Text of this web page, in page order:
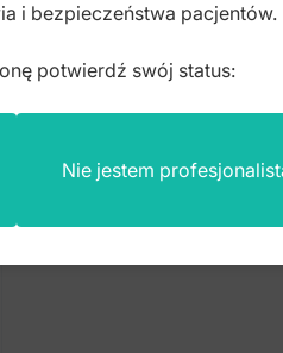
brutto
i bezpieczeństwa pacjentów.
potwierdź swój status:
Nie jestem